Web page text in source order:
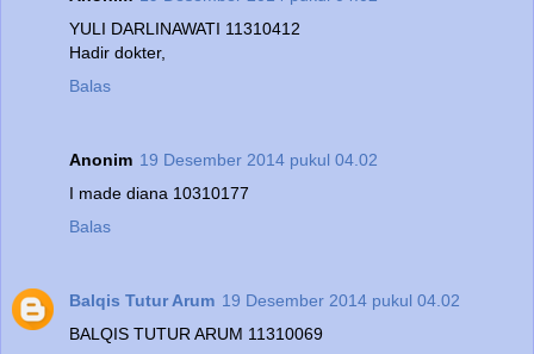
YULI DARLINAWATI 11310412
Hadir dokter,
Balas
Anonim 19 Desember 2014 pukul 04.02
I made diana 10310177
Balas
Balqis Tutur Arum 19 Desember 2014 pukul 04.02
BALQIS TUTUR ARUM 11310069